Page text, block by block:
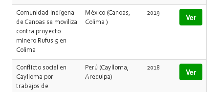
Comunidad indígena
de Canoas se moviliza
contra proyecto
minero Rufus 5 en
Colima
México (Canoas,
Colima )
2019 Ver
Conflicto social en
Caylloma por
trabajos de
Perú (Caylloma,
Arequipa)
2018 Ver